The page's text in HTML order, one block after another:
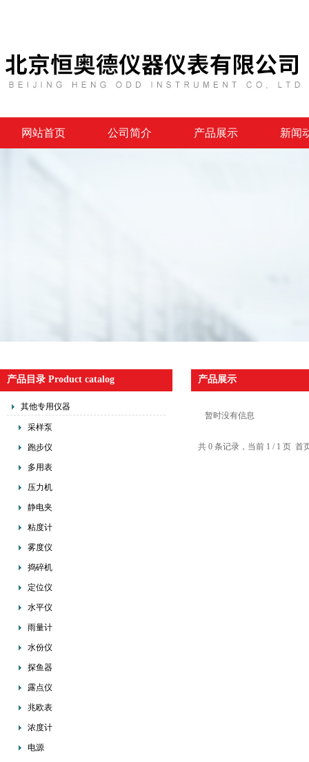
网站首页 公司简介 产品展示 新闻
产品目录 Product catalog
其他专用仪器
采样泵
跑步仪
多用表
压力机
静电夹
粘度计
雾度仪
捣碎机
定位仪
水平仪
雨量计
水份仪
探鱼器
露点仪
兆欧表
浓度计
电源
产品展示
暂时没有信息
共 0 条记录，当前 1 / 1 页